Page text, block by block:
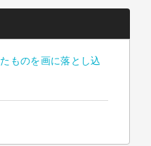
ものを画に落とし込